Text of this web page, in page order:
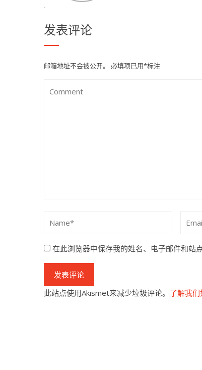
发表评论
邮箱地址不会被公开。 必填项已用*标注
在此浏览器中保存我的姓名、电子邮件和站点
此站点使用Akismet来减少垃圾评论。 了解我